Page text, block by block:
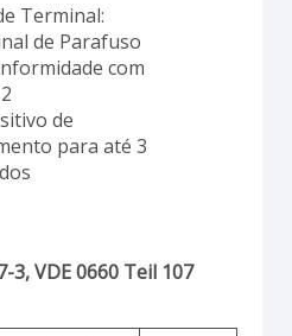
Terminal:
de Parafuso
com
de
para até 3
3, VDE 0660 Teil 107